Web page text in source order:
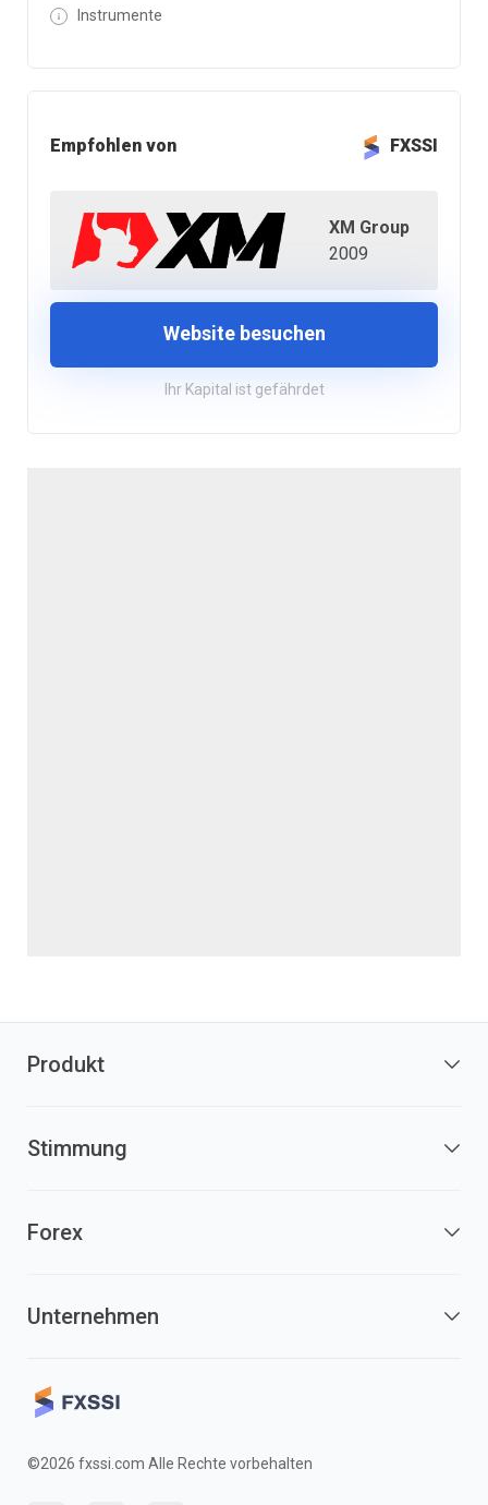
Instrumente
Empfohlen von FXSSI
XM Group
2009
Website besuchen
Ihr Kapital ist gefährdet
Produkt
Stimmung
Forex
Unternehmen
©2026 fxssi.com Alle Rechte vorbehalten